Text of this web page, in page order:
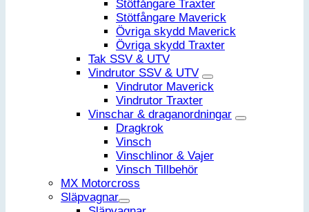
Stötfångare Traxter
Stötfångare Maverick
Övriga skydd Maverick
Övriga skydd Traxter
Tak SSV & UTV
Vindrutor SSV & UTV
Vindrutor Maverick
Vindrutor Traxter
Vinschar & draganordningar
Dragkrok
Vinsch
Vinschlinor & Vajer
Vinsch Tillbehör
MX Motorcross
Släpvagnar